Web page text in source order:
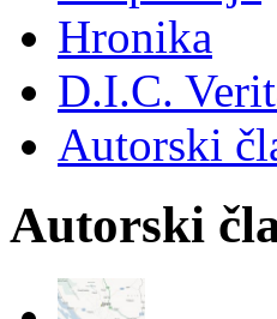
Hronika
D.I.C.
Autorski
Autorski